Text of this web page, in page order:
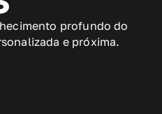
profundo do
e próxima.